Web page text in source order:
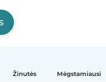
Žinutės Mėgstamiausi